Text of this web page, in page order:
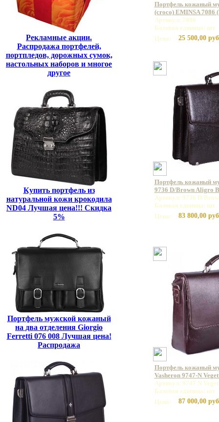
Рекламные акции.
Распродажа портфелей,
портпледов, дорожных сумок,
настольных наборов и многое
другое
Купить портфель из
натуральной кожи крокодила
ND04 Лучшая цена!!! Скидка
5%
Портфель мужской кожаный
на два отделения Giorgio
Ferretti 076 008 Лучшая цена!
Распродажа
Портфель кожаный
(croco) EMINSA 7086
Артикул: 7086
Базовая единица: шт
Цена:
25 500,00
Портфель кожаный
9736 D/Brown Aligro
Артикул: 9736 D/
Базовая единица: шт
Цена:
83 800,00
Портфель кожаный
Vasheron 9747-N
Артикул: 9747 N
Базовая единица: шт
Цена:
87 000,00